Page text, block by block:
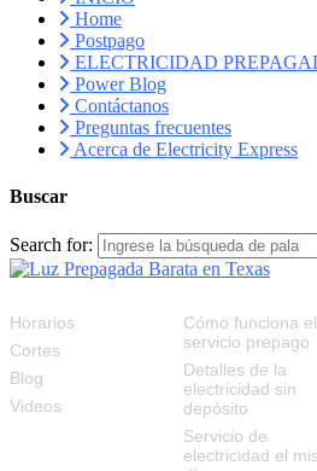
Home
Postpago
ELECTRICIDAD
Power Blog
Contáctanos
Preguntas frecuentes
Acerca de Electricity Express
Buscar
Search for:
Horarios
Cortes
Blog
Videos
Cómo funciona el
servicio prepago
Detalles de la
electricidad sin
depósito
Servicio de
electricidad el